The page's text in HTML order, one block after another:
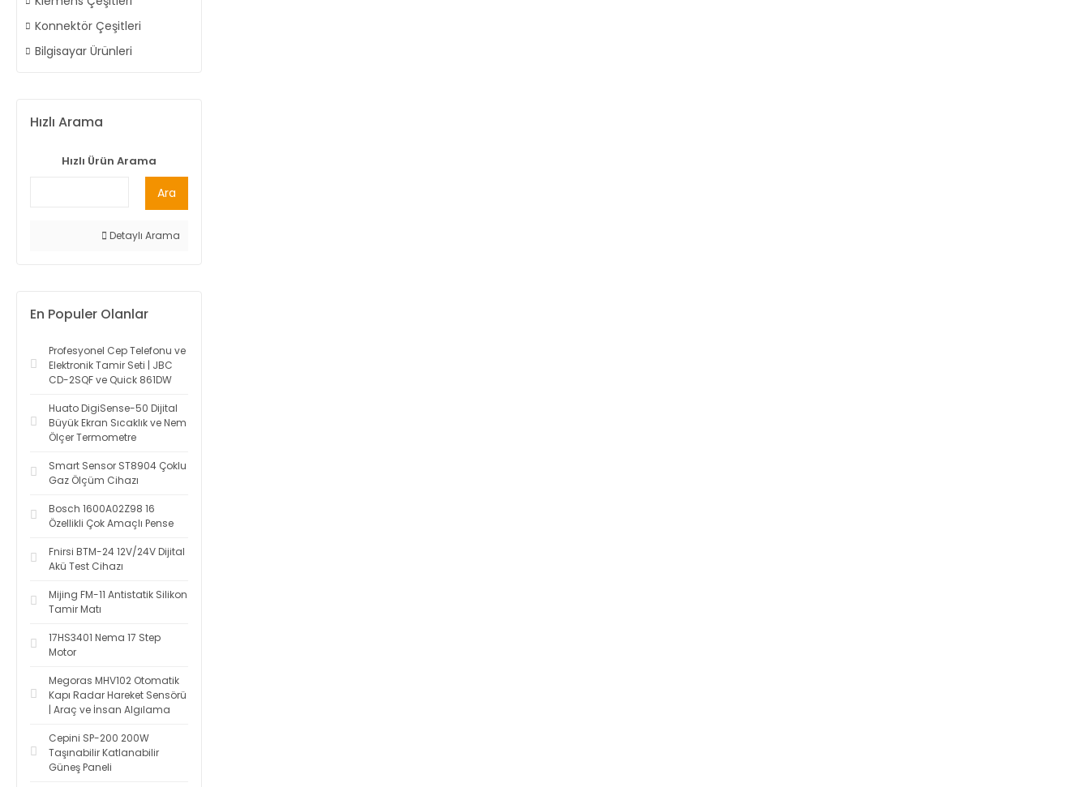
Konnektör Çeşitleri
Bilgisayar Ürünleri
Hızlı Arama
Hızlı Ürün Arama
Ara
Detaylı Arama
En Populer Olanlar
Profesyonel Cep Telefonu ve
Elektronik Tamir Seti | JBC
CD-2SQF ve Quick 861DW
Huato DigiSense-50 Dijital
Büyük Ekran Sıcaklık ve Nem
Ölçer Termometre
Smart Sensor ST8904 Çoklu
Gaz Ölçüm Cihazı
Bosch 1600A02Z98 16
Özellikli Çok Amaçlı Pense
Fnirsi BTM-24 12V/24V Dijital
Akü Test Cihazı
Mijing FM-11 Antistatik Silikon
Tamir Matı
17HS3401 Nema 17 Step
Motor
Megoras MHV102 Otomatik
Kapı Radar Hareket Sensörü
| Araç ve İnsan Algılama
Cepini SP-200 200W
Taşınabilir Katlanabilir
Güneş Paneli